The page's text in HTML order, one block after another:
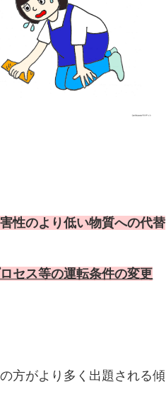
性のより低い物質への代替
セス等の運転条件の変更
方がより多く出題される傾